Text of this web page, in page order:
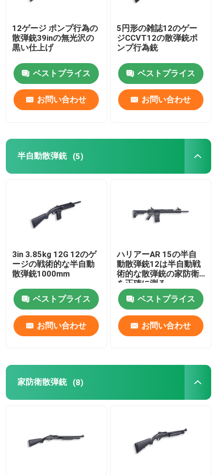
製品
工場 ツアー
12ゲージ ポンプ行為の
散弾銃39inの無光沢の
黒い仕上げ
ベストプライス
お問い合わせ
5円形の雑誌12のゲー
ジCCVT12の散弾銃ポ
ンプ行為銃
ベストプライス
お問い合わせ
半自動散弾銃 (5)
3in 3.85kg 12G 12のゲ
ージの戦術的な半自動
散弾銃1000mm
ベストプライス
お問い合わせ
ハリアーAR 15の半自
動散弾銃12は半自動戦
術的な散弾銃の家防衛
を正確に測る
ベストプライス
お問い合わせ
家防衛散弾銃 (8)